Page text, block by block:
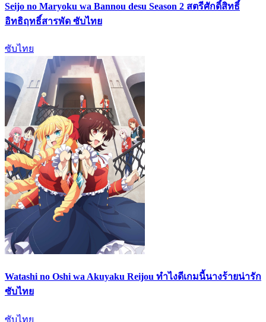
Seijo no Maryoku wa Bannou desu Season 2 สตรีศักดิ์สิทธิ์
อิทธิฤทธิ์สารพัด ซับไทย
ซับไทย
Watashi no Oshi wa Akuyaku Reijou ทำไงดีเกมนี้นางร้ายน่ารัก
ซับไทย
ซับไทย